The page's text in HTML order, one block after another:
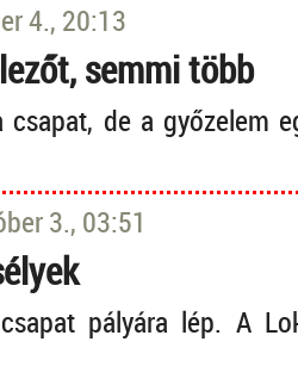
4., 20:13
semmi több
csapat, de a győzelem
3., 03:51
pályára lép. A